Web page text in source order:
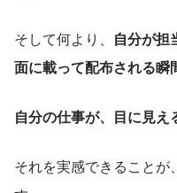
そして何より、 自分が担
面に載って配布される瞬
自分の仕事が、目に見え
それを実感できることが